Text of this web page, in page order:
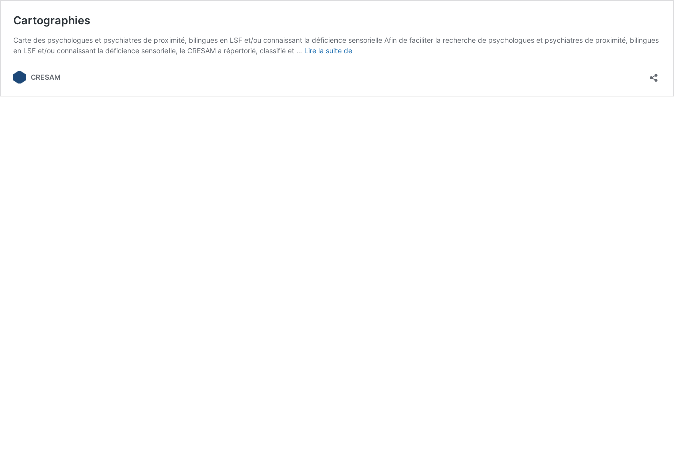
Cartographies
Carte des psychologues et psychiatres de proximité, bilingues en LSF et/ou connaissant la déficience sensorielle Afin de faciliter la recherche de psychologues et psychiatres de proximité, bilingues
en LSF et/ou connaissant la déficience sensorielle, le CRESAM a répertorié, classifié et … Lire la suite deCartographies
CRESAM